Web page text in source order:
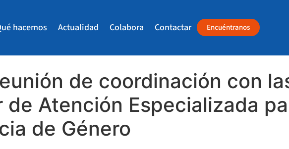
hacemos Actualidad Colabora Contactar Encuéntranos
de coordinación con
Atención Especializada
de Género